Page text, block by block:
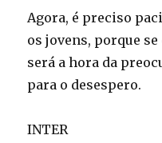
Agora, é preciso
os jovens, porque
será a hora da
para o desespero.
INTER